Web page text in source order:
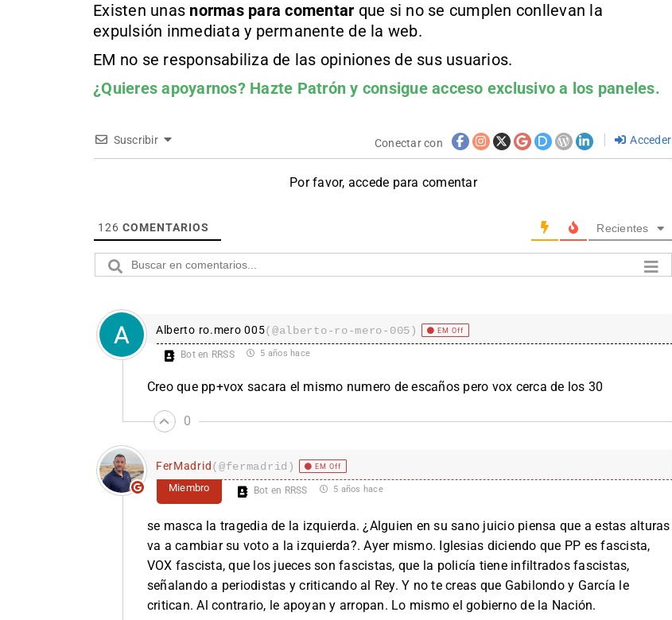
Existen unas normas para comentar que si no se cumplen conllevan la
expulsión inmediata y permanente de la web.
EM no se responsabiliza de las opiniones de sus usuarios.
¿Quieres apoyarnos? Hazte Patrón y consigue acceso exclusivo a los paneles.
Suscribir Conectar con Acceder
Por favor, accede para comentar
126 COMENTARIOS Recientes
Alberto ro.mero 005(@alberto-ro-mero-005) EM Off
Bot en RRSS 5 años hace
Creo que pp+vox sacara el mismo numero de escaños pero vox cerca de los 30
0
FerMadrid(@fermadrid) EM Off
Miembro Bot en RRSS 5 años hace
se masca la tragedia de la izquierda. ¿Alguien en su sano juicio piensa que a estas alturas
va a cambiar su voto a la izquierda?. Ayer mismo. Iglesias diciendo que PP es fascista,
VOX fascista, que los jueces son fascistas, que la policía tiene infiltrados fascistas,
señalando a periodistas y criticando al Rey. Y no te creas que Gabilondo y García le
critican. Al contrario, le apoyan y arropan. Lo mismo el gobierno de la Nación.